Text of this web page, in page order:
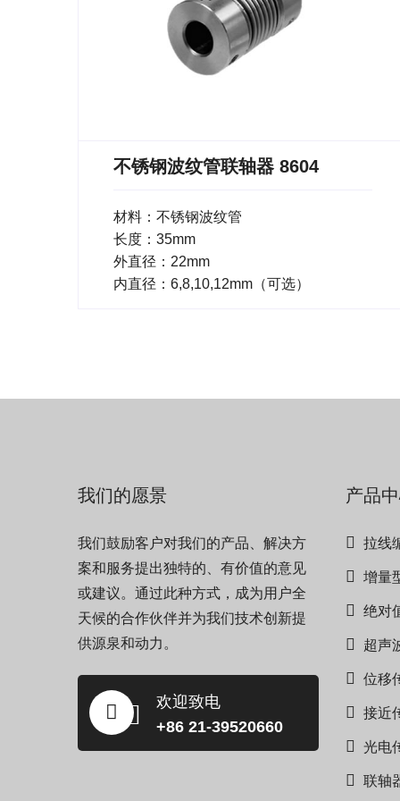
不锈钢波纹管联轴器 8604
材料：不锈钢波纹管
长度：35mm
外直径：22mm
内直径：6,8,10,12mm（可选）
我们的愿景
我们鼓励客户对我们的产品、解决方
案和服务提出独特的、有价值的意见
或建议。通过此种方式，成为用户全
天候的合作伙伴并为我们技术创新提
供源泉和动力。
欢迎致电
+86 21-39520660
产品
拉线
增量
绝对
超声
位移
接近
光电
联轴